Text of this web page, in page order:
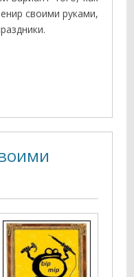
своими руками,